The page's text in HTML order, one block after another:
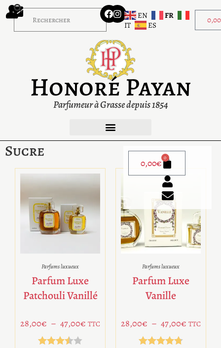
0,00
EN
FR
IT
ES
Honoré Payan
Parfumeur à Grasse depuis 1854
0,00€ 0
Sucre
Parfums luxueux
Parfum Luxe
Patchouli Vanillé
28,00€ – 47,00€ TTC
Parfums luxueux
Parfum Luxe
Vanille
28,00€ – 47,00€ TTC